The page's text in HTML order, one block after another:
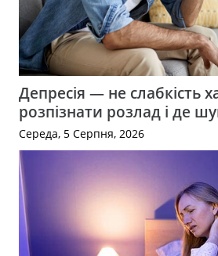
Депресія — не слабкість
розпізнати розлад і де
Середа, 5 Серпня, 2026